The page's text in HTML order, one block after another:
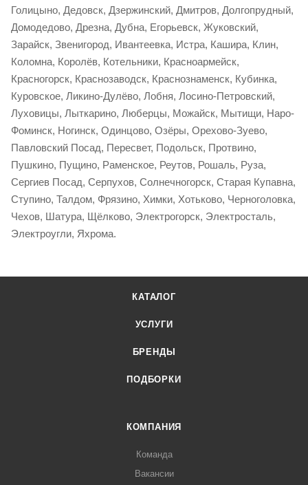
Голицыно, Дедовск, Дзержинский, Дмитров, Долгопрудный,
Домодедово, Дрезна, Дубна, Егорьевск, Жуковский,
Зарайск, Звенигород, Ивантеевка, Истра, Кашира, Клин,
Коломна, Королёв, Котельники, Красноармейск,
Красногорск, Краснозаводск, Краснознаменск, Кубинка,
Куровское, Ликино-Дулёво, Лобня, Лосино-Петровский,
Луховицы, Лыткарино, Люберцы, Можайск, Мытищи, Наро-
Фоминск, Ногинск, Одинцово, Озёры, Орехово-Зуево,
Павловский Посад, Пересвет, Подольск, Протвино,
Пушкино, Пущино, Раменское, Реутов, Рошаль, Руза,
Сергиев Посад, Серпухов, Солнечногорск, Старая Купавна,
Ступино, Талдом, Фрязино, Химки, Хотьково, Черноголовка,
Чехов, Шатура, Щёлково, Электрогорск, Электросталь,
Электроугли, Яхрома.
КАТАЛОГ
УСЛУГИ
БРЕНДЫ
ПОДБОРКИ
КОМПАНИЯ
Команда
Вакансии